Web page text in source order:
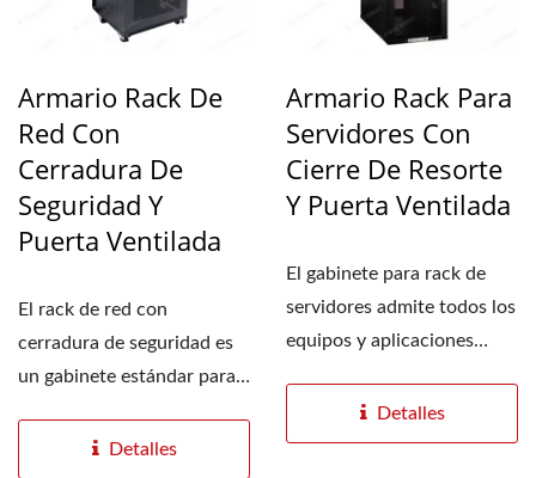
Armario Rack De
Red Con
Cerradura De
Seguridad Y
Puerta Ventilada
El rack de red con
cerradura de seguridad es
un gabinete estándar para
servidores...Detalles
Armario Rack Para
Servidores Con
Cierre De Resorte
Y Puerta Ventilada
El gabinete para rack de
servidores admite todos los
equipos y aplicaciones
Detalles